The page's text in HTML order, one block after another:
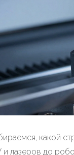
какой
и лазеров до